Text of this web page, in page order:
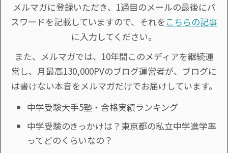
メルマガに登録いただき、1通目のメールの最後にパ
スワードを記載していますので、それを こちらの記事
に入力してください。
また、メルマガでは、10年間このメディアを継続運
営し、月最高130,000PVのブログ運営者が、ブログに
は書けない本音をメルマガだけでお届けしています。
中学受験大手5塾・合格実績ランキング
中学受験のきっかけは？東京都の私立中学進学率
ってどのくらいなの？